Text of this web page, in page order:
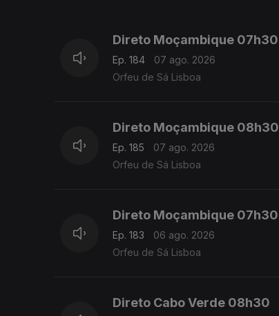
Direto Moçambique 07h30
Ep. 184
07 ago. 2026
Orfeu de Sá Lisboa
Direto Moçambique 08h30
Ep. 185
07 ago. 2026
Orfeu de Sá Lisboa
Direto Moçambique 07h30
Ep. 183
06 ago. 2026
Orfeu de Sá Lisboa
Direto Cabo Verde 08h30